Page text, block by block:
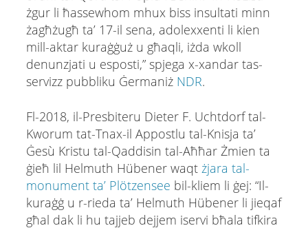
żgur li ħassewhom mhux biss insultati minn
żagħżugħ ta’ 17-il sena, adolexxenti li kien
mill-aktar kuraġġuż u għaqli, iżda wkoll
denunzjati u esposti,” spjega x-xandar tas-
servizz pubbliku Ġermaniż NDR.
Fl-2018, il-Presbiteru Dieter F. Uchtdorf tal-
Kworum tat-Tnax-il Appostlu tal-Knisja ta’
Ġesù Kristu tal-Qaddisin tal-Aħħar Żmien ta
ġieħ lil Helmuth Hübener waqt żjara tal-
monument ta’ Plötzensee bil-kliem li ġej: “Il-
kuraġġ u r-rieda ta’ Helmuth Hübener li jieqaf
għal dak li hu tajjeb dejjem iservi bħala tifkira